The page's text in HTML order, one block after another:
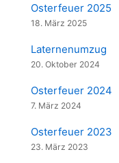
Osterfeuer 2025
18. März 2025
Laternenumzug
20. Oktober 2024
Osterfeuer 2024
7. März 2024
Osterfeuer 2023
23. März 2023